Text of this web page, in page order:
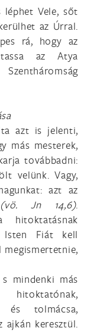
léphet Vele, sőt
az Úrral.
rá, hogy az
az Atya
azt is jelenti,
más mesterek,
továbbadni:
velünk. Vagy,
azt az
(vö. Jn 14,6).
hitoktatásnak
Isten Fiát kell
megismertetnie,
mindenki más
és tolmácsa,
ajkán keresztül.